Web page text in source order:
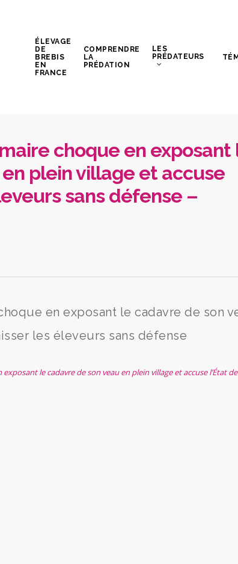
ÉLEVAGE
DE
BREBIS
EN
FRANCE
COMPRENDRE
LA
PRÉDATION
LES
PRÉDATEURS
choque en exposant
plein village et accuse
sans défense –
en exposant le cadavre de son
les éleveurs sans défense
le cadavre de son veau en plein village et accuse l’État